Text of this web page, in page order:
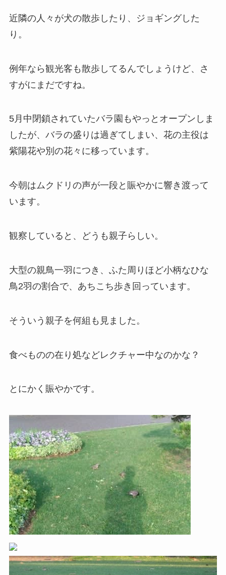
近隣の人々が犬の散歩したり、ジョギングした
り。
例年なら観光客も散歩してるんでしょうけど、さ
すがにまだですね。
5月中閉鎖されていたバラ園もやっとオープンしま
したが、バラの盛りは過ぎてしまい、花の主役は
紫陽花や別の花々に移っています。
今朝はムクドリの声が一段と賑やかに響き渡って
います。
観察していると、どうも親子らしい。
大型の親鳥一羽につき、ふた周りほど小柄なひな
鳥2羽の割合で、あちこち歩き回っています。
そういう親子を何組も見ました。
食べものの在り処などレクチャー中なのかな？
とにかく賑やかです。